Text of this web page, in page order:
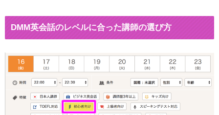
DMM英会話のレベルに合った講師の選び方